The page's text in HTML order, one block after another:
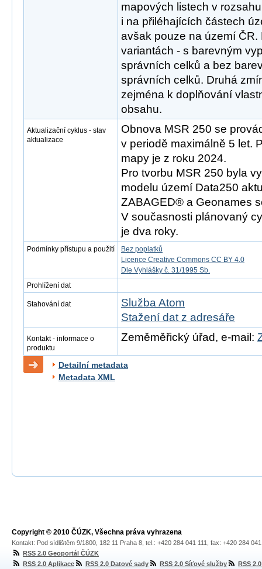
mapových listech v
i na přiléhajících částech
avšak pouze na území
variantách - s barevným
správních celků a bez
správních celků. Druhá
zejména k doplňování
obsahu.
Aktualizační cyklus - stav
aktualizace
Obnova MSR 250 se
v periodě maximálně 5 let.
mapy je z roku 2024.
Pro tvorbu MSR 250 byla
modelu území Data250
ZABAGED® a Geonames
V současnosti plánovaný
je dva roky.
Podmínky přístupu a použití
Bez poplatků
Licence Creative Commons CC BY 4.0
Dle Vyhlášky č. 31/1995 Sb.
Prohlížení dat
Stahování dat
Služba Atom
Stažení dat z adresáře
Kontakt - informace o
produktu
Zeměměřický úřad, e-mail:
Detailní metadata
Metadata XML
Copyright © 2010 ČÚZK, Všechna práva vyhrazena
Kontakt: Pod sídlištěm 9/1800, 182 11 Praha 8, tel.: +420 284 041 111, fax: +420 284
RSS 2.0 Geoportál ČÚZK
RSS 2.0 Aplikace
RSS 2.0 Datové sady RSS 2.0 Síťové služby RSS